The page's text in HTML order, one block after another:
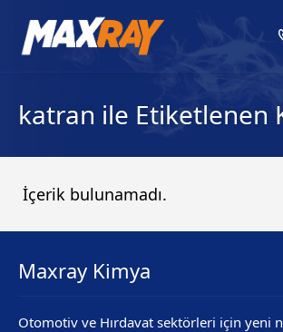
katran ile Etiketlenen
İçerik bulunamadı.
Maxray Kimya
Otomotiv ve Hırdavat sektörleri için yeni